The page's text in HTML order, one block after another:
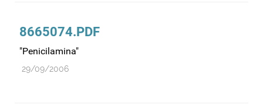
8665074.PDF
"Penicilamina"
29/09/2006